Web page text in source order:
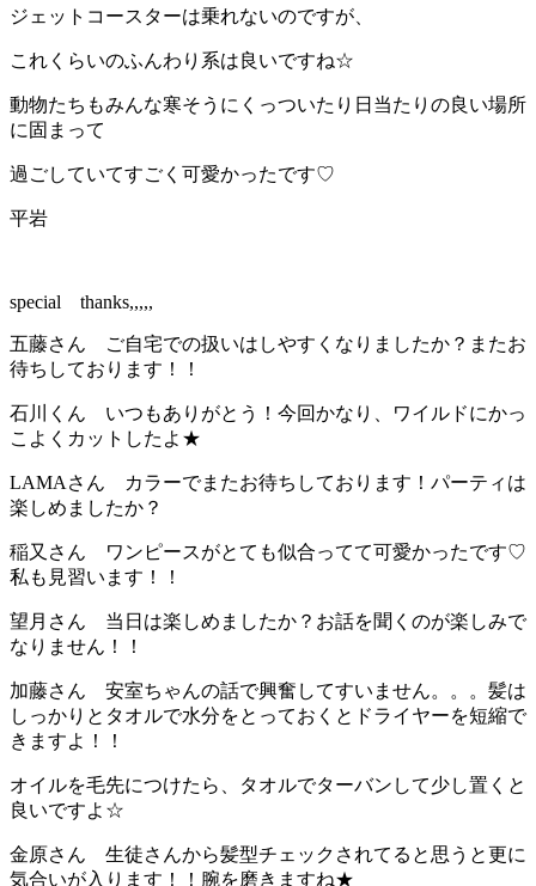
ジェットコースターは乗れないのですが、
これくらいのふんわり系は良いですね☆
動物たちもみんな寒そうにくっついたり日当たりの良い場所
に固まって
過ごしていてすごく可愛かったです♡
平岩
special thanks,,,,,
五藤さん ご自宅での扱いはしやすくなりましたか？またお
待ちしております！！
石川くん いつもありがとう！今回かなり、ワイルドにかっ
こよくカットしたよ★
LAMAさん カラーでまたお待ちしております！パーティは
楽しめましたか？
稲又さん ワンピースがとても似合ってて可愛かったです♡
私も見習います！！
望月さん 当日は楽しめましたか？お話を聞くのが楽しみで
なりません！！
加藤さん 安室ちゃんの話で興奮してすいません。。。髪は
しっかりとタオルで水分をとっておくとドライヤーを短縮で
きますよ！！
オイルを毛先につけたら、タオルでターバンして少し置くと
良いですよ☆
金原さん 生徒さんから髪型チェックされてると思うと更に
気合いが入ります！！腕を磨きますね★